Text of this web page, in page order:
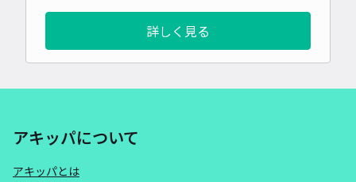
詳しく見る
アキッパについて
アキッパとは